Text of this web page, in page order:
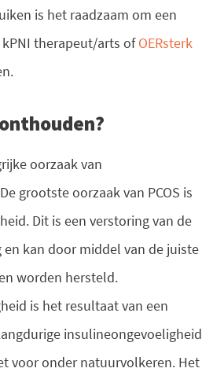
is het raadzaam om een
therapeut/arts ofOERsterk
oorzaak van
grootste oorzaak van PCOS is
Dit is een verstoring van de
kan door middel van de juiste
worden hersteld.
is het resultaat van een
insulineongevoeligheid
voor onder natuurvolkeren. Het